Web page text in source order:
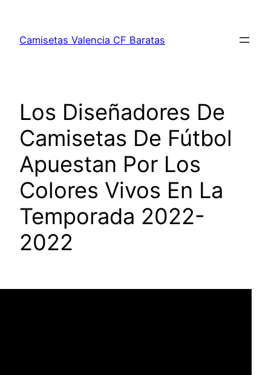
contenido
Camisetas Valencia CF Baratas
Los Diseñadores De
Camisetas De Fútbol
Apuestan Por Los
Colores Vivos En La
Temporada 2022-
2022